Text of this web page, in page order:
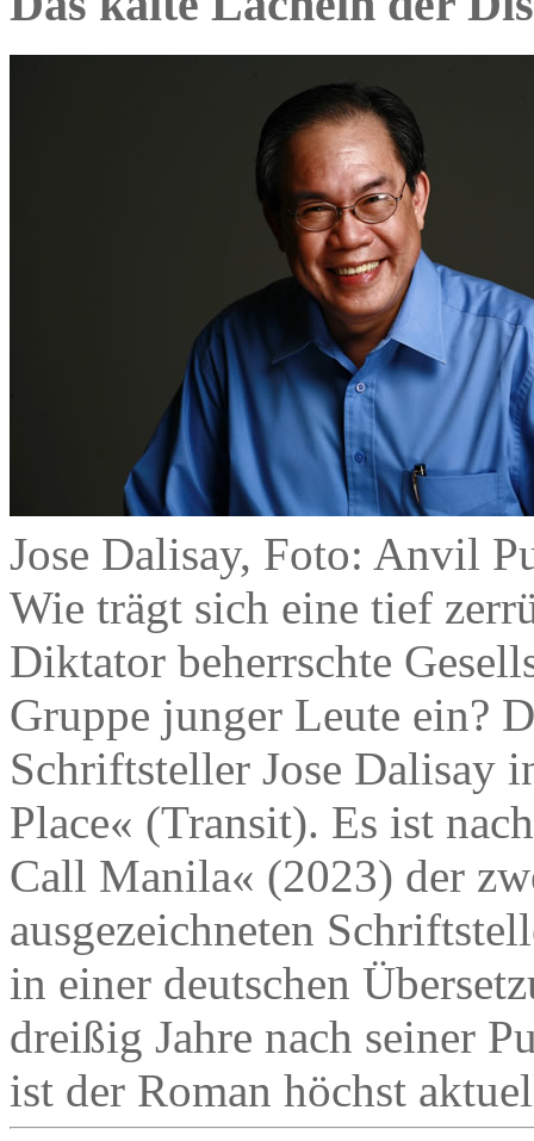
Jose Dalisay, Foto: Anvil
Wie trägt sich eine tief
Diktator beherrschte
Gruppe junger Leute ein?
Schriftsteller Jose Dalisay
Place« (Transit). Es ist
Call Manila« (2023) der
ausgezeichneten
in einer deutschen
dreißig Jahre nach seiner
ist der Roman höchst